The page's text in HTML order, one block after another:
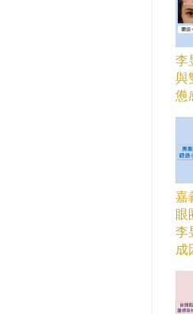
李
與
憊
嘉
眼
李
成